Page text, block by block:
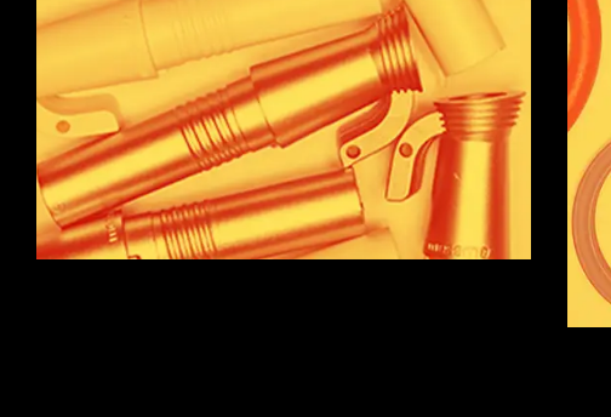
Kunststoffe, ob Thermoplast oder Elastomer, sind Teil
unserer Möglichkeiten. Für elastische Substrate
nutzen wir natürlich elastische Beschichtungen.